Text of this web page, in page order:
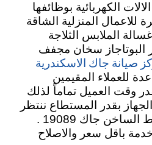
الكهربائية بوظائفها
للاعمال المنزلية الشاقة
الملابس الثلاجة
البوتاجاز سخان مجفف
صيانة جاك الاسكندرية
للعملاء المقيمين
وقت العميل تماماً لذلك
بقدر المستطاع ننتظر
الاتصال بنا علي رقم الخط الساخن جاك 19089 .
باقل سعر والاصلاح